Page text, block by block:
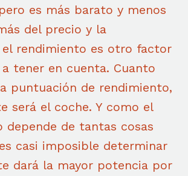
es más barato y menos
del precio y la
el rendimiento es otro factor
tener en cuenta. Cuanto
puntuación de rendimiento,
será el coche. Y como el
depende de tantas cosas
casi imposible determinar
dará la mayor potencia por